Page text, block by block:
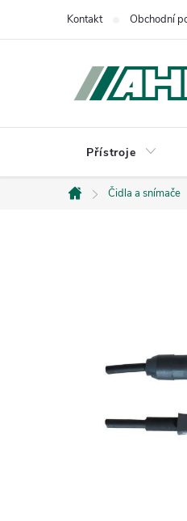
Kontakt Obchodní
Přístroje
Domů
Čidla a snímače